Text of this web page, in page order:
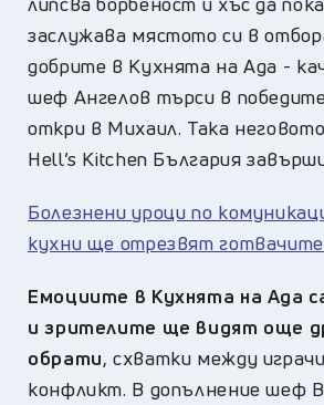
заслужава мястото си в
добрите в Кухнята на Ада -
шеф Ангелов търси в
откри в Михаил. Така
Hell’s Kitchen България
Болезнени уроци по
кухни ще отрезвят готвачите
Емоциите в Кухнята на Ада
и зрителите ще видят още
обрати, схватки между
конфликт. В допълнение шеф